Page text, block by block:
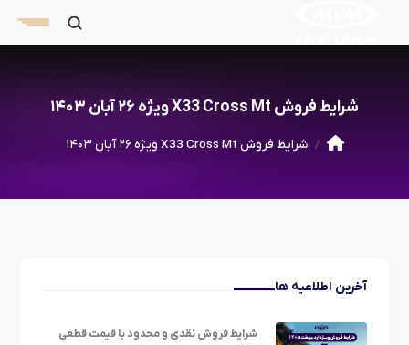
شرایط فروش X33 Cross Mt ویژه ۲۶ آبان ۱۴۰۳
شرایط فروش X33 Cross Mt ویژه ۲۶ آبان ۱۴۰۳
آخرین اطلاعیه ها
شرایط فروش نقدی و محدود با قیمت قطعی